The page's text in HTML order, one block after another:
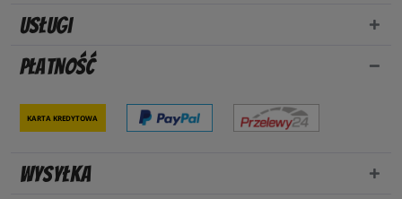
Usługi
Płatność
Karta kredytowa
Wysyłka